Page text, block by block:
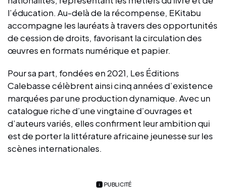
l’éducation. Au-delà de la récompense, EKitabu
accompagne les lauréats à travers des opportunités
de cession de droits, favorisant la circulation des
œuvres en formats numérique et papier.
Pour sa part, fondées en 2021, Les Éditions
Calebasse célèbrent ainsi cinq années d’existence
marquées par une production dynamique. Avec un
catalogue riche d’une vingtaine d’ouvrages et
d’auteurs variés, elles confirment leur ambition qui
est de porter la littérature africaine jeunesse sur les
scènes internationales.
PUBLICITÉ